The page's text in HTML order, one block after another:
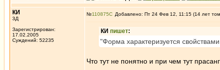
КИ
3Д
Зарегистрирован:
17.02.2005
Суждений: 52235
№110875 Добавлено: Пт 24 Фев 12, 11:15 (14 лет
КИ пишет:
"Форма характеризуется
Что тут не понятно и при чем тут